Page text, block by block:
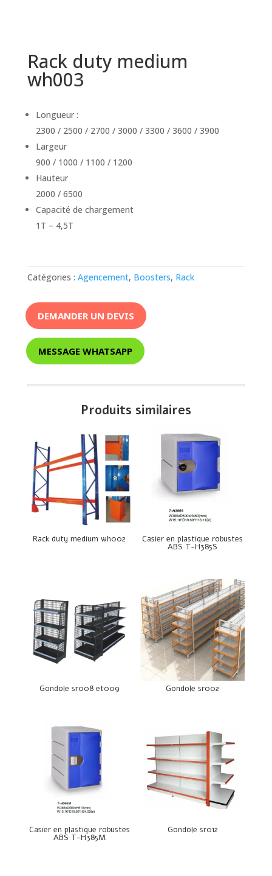
Rack duty medium
wh003
Longueur :
2300 / 2500 / 2700 / 3000 / 3300 / 3600 / 3900
Largeur
900 / 1000 / 1100 / 1200
Hauteur
2000 / 6500
Capacité de chargement
1T – 4,5T
Catégories : Agencement, Boosters, Rack
DEMANDER UN DEVIS
MESSAGE WHATSAPP
Produits similaires
Rack duty medium wh002 Casier en plastique robustes
ABS T-H385S
Gondole sr008 et009 Gondole sr002
Casier en plastique robustes
ABS T-H385M
Gondole sr012